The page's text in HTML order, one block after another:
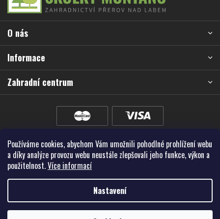
Používáme cookies, abychom Vám umožnili pohodlné prohlížení webu
a díky analýze provozu webu neustále zlepšovali jeho funkce, výkon a
použitelnost.Více informací
Nastavení
a
í
O nás
Informace
Zahradní centrum
Vytvořil Shoptet Premium